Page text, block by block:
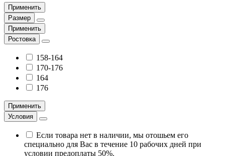
Применить
Размер
Применить
Ростовка
158-164
170-176
164
176
Применить
Условия
Если товара нет в наличии, мы отошьем его
специально для Вас в течение 10 рабочих дней при
условии предоплаты 50%.